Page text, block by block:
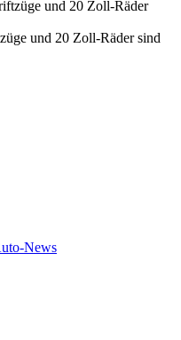
und 20 Zoll-Räder sind
News